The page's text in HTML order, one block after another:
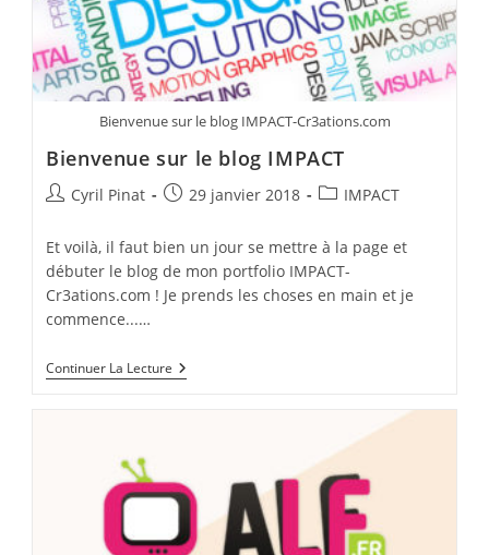
Bienvenue sur le blog IMPACT-Cr3ations.com
Bienvenue sur le blog IMPACT
Auteur/autrice
la
publication :
Cyril Pinat
Publication
29 janvier 2018
PostIMPACT
Et voilà, il faut bien un jour se mettre à la page et
débuter le blog de mon portfolio IMPACT-
Cr3ations.com ! Je prends les choses en main et je
commence...…
Continuer La Lecture Bienvenue
Sur